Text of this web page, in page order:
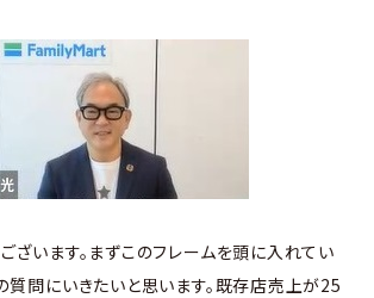
ざいます。まずこのフレームを頭に入れてい
質問にいきたいと思います。既存店売上が25